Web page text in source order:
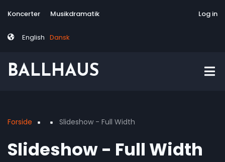
to
content
Tag
Koncerter Musikdramatik Via Artis
English Dansk
Log in
BALLHAUS
Forside Slideshow - Full Width
Slideshow - Full Width